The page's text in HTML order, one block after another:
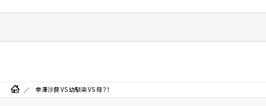
幸澤沙良 VS 幼馴染 VS 母？！